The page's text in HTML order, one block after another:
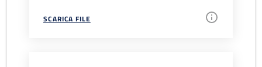
SCARICA FILE